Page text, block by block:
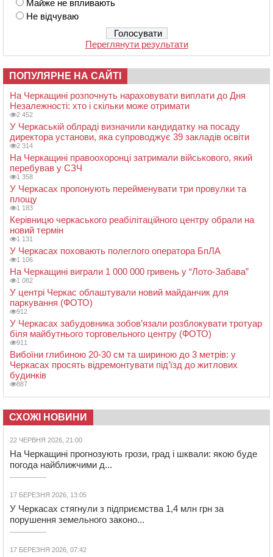
Майже не впливають
Не відчуваю
Переглянути результати
ПОПУЛЯРНЕ НА САЙТІ
На Черкащині розпочнуть нараховувати виплати до Дня
Незалежності: хто і скільки може отримати
2 452
У Черкаській облраді визначили кандидатку на посаду
директора установи, яка супроводжує 39 закладів освіти
2 314
На Черкащині правоохоронці затримали військового, який
перебував у СЗЧ
1 358
У Черкасах пропонують перейменувати три провулки та
площу
1 183
Керівницю черкаського реабілітаційного центру обрали на
новий термін
1 131
У Черкасах поховають полеглого оператора БпЛА
1 106
На Черкащині виграли 1 000 000 гривень у “Лото-Забава”
1 082
У центрі Черкас облаштували новий майданчик для
паркування (ФОТО)
912
У Черкасах забудовника зобов’язали розблокувати тротуар
біля майбутнього торговельного центру (ФОТО)
911
Вибоїни глибиною 20-30 см та шириною до 3 метрів: у
Черкасах просять відремонтувати під’їзд до житлових
будинків
887
СХОЖІ НОВИНИ
22 ЧЕРВНЯ 2026, 21:00
На Черкащині прогнозують грози, град і шквали: якою буде
погода найближчими д...
17 БЕРЕЗНЯ 2026, 13:05
У Черкасах стягнули з підприємства 1,4 млн грн за
порушення земельного законо...
17 БЕРЕЗНЯ 2026, 07:42